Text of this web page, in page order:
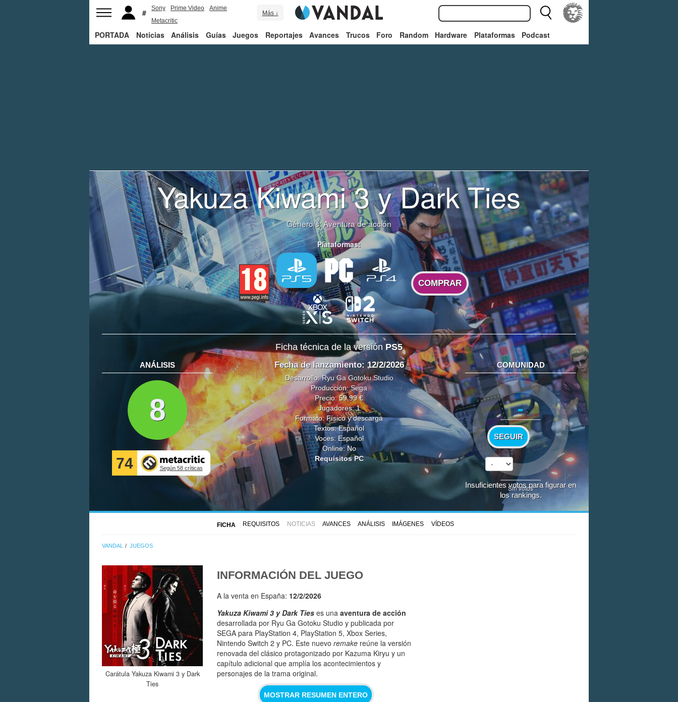
Sony Prime Video
Anime
Metacritic
Más ↓
PORTADA Noticias Análisis Guías Juegos Reportajes Avances Trucos Foro Random Hardware Plataformas Podcast
Yakuza Kiwami 3 y Dark Ties
Género/s:Aventura de acción
Plataformas:
COMPRAR
Ficha técnica de la versión PS5
ANÁLISIS
8
74 Según 58 críticas
Fecha de lanzamiento: 12/2/2026
Desarrollo:Ryu Ga Gotoku Studio
Producción:Sega
Precio: 59.99 €
Jugadores: 1
Formato: Físico y descarga
Textos: Español
Voces: Español
Online: No
Requisitos PC
COMUNIDAD
-
SEGUIR
Sin votos
Insuficientes votos para figurar en
los rankings.
FICHA REQUISITOS NOTICIAS AVANCES ANÁLISIS IMÁGENES VÍDEOS
VANDAL JUEGOS
Carátula Yakuza Kiwami 3 y Dark
Ties
INFORMACIÓN DEL JUEGO
A la venta en España: 12/2/2026
Yakuza Kiwami 3 y Dark Ties es una aventura de acción
desarrollada por Ryu Ga Gotoku Studio y publicada por
SEGA para PlayStation 4, PlayStation 5, Xbox Series,
Nintendo Switch 2 y PC. Este nuevo remake reúne la versión
renovada del clásico protagonizado por Kazuma Kiryu y un
capítulo adicional que amplía los acontecimientos y
personajes de la trama original.
MOSTRAR RESUMEN ENTERO